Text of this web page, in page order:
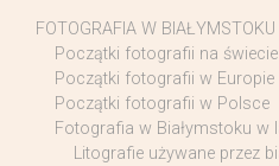
FOTOGRAFIA W BIAŁYMSTOKU I
Początki fotografii na świecie
Początki fotografii w Europie
Początki fotografii w Polsce
Fotografia w Białymstoku w
Litografie używane przez